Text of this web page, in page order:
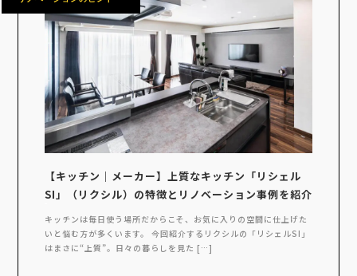
【キッチン｜メーカー】上質なキッチン「リシェル
SI」（リクシル）の特徴とリノベーション事例を紹介
キッチンは毎日使う場所だからこそ、お気に入りの空間に仕上げた
いと悩む方が多くいます。 今回紹介するリクシルの「リシェルSI」
はまさに“上質”。日々の暮らしを見た […]